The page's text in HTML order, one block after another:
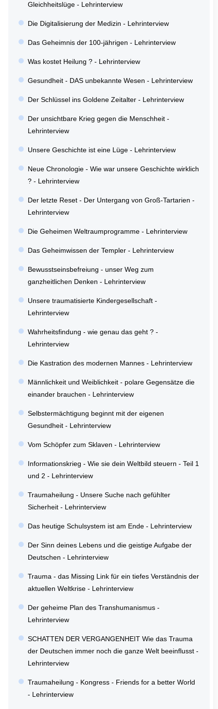
Gleichheitslüge - Lehrinterview
Die Digitalisierung der Medizin - Lehrinterview
Das Geheimnis der 100-jährigen - Lehrinterview
Was kostet Heilung ? - Lehrinterview
Gesundheit - DAS unbekannte Wesen - Lehrinterview
Der Schlüssel ins Goldene Zeitalter - Lehrinterview
Der unsichtbare Krieg gegen die Menschheit -
Lehrinterview
Unsere Geschichte ist eine Lüge - Lehrinterview
Neue Chronologie - Wie war unsere Geschichte wirklich
? - Lehrinterview
Der letzte Reset - Der Untergang von Groß-Tartarien -
Lehrinterview
Die Geheimen Weltraumprogramme - Lehrinterview
Das Geheimwissen der Templer - Lehrinterview
Bewusstseinsbefreiung - unser Weg zum
ganzheitlichen Denken - Lehrinterview
Unsere traumatisierte Kindergesellschaft -
Lehrinterview
Wahrheitsfindung - wie genau das geht ? -
Lehrinterview
Die Kastration des modernen Mannes - Lehrinterview
Männlichkeit und Weiblichkeit - polare Gegensätze die
einander brauchen - Lehrinterview
Selbstermächtigung beginnt mit der eigenen
Gesundheit - Lehrinterview
Vom Schöpfer zum Sklaven - Lehrinterview
Informationskrieg - Wie sie dein Weltbild steuern - Teil 1
und 2 - Lehrinterview
Traumaheilung - Unsere Suche nach gefühlter
Sicherheit - Lehrinterview
Das heutige Schulsystem ist am Ende - Lehrinterview
Der Sinn deines Lebens und die geistige Aufgabe der
Deutschen - Lehrinterview
Trauma - das Missing Link für ein tiefes Verständnis der
aktuellen Weltkrise - Lehrinterview
Der geheime Plan des Transhumanismus -
Lehrinterview
SCHATTEN DER VERGANGENHEIT Wie das Trauma
der Deutschen immer noch die ganze Welt beeinflusst -
Lehrinterview
Traumaheilung - Kongress - Friends for a better World
- Lehrinterview